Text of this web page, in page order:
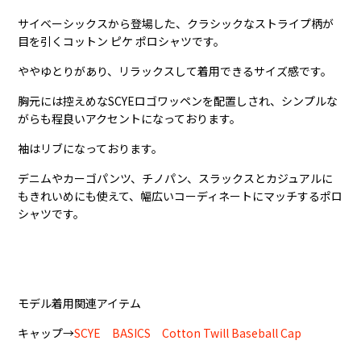
サイベーシックスから登場した、クラシックなストライプ柄が
目を引くコットン ピケ ポロシャツです。
ややゆとりがあり、リラックスして着用できるサイズ感です。
胸元には控えめなSCYEロゴワッペンを配置しされ、シンプルな
がらも程良いアクセントになっております。
袖はリブになっております。
デニムやカーゴパンツ、チノパン、スラックスとカジュアルに
もきれいめにも使えて、幅広いコーディネートにマッチするポロ
シャツです。
モデル着用関連アイテム
キャップ→SCYE BASICS Cotton Twill Baseball Cap